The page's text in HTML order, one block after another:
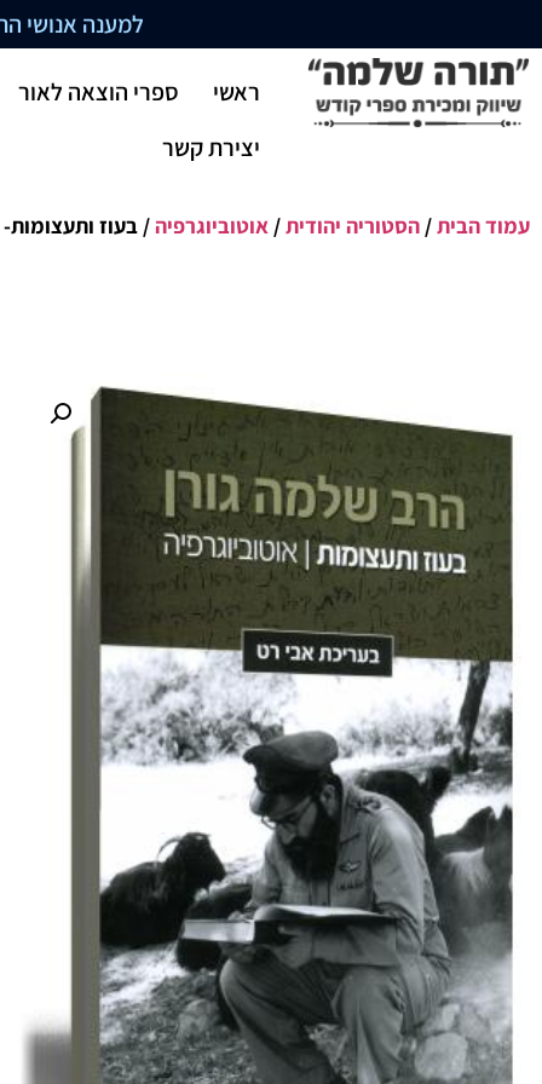
למענה אנושי התקשרו
ראשי
ספרי הוצאה לאור
יצירת קשר
עמוד הבית/ הסטוריה יהודית/ אוטוביוגרפיה/ בעוז ותעצומות-